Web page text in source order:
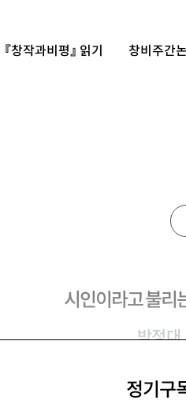
『창작과비평』 읽기 창비주간
정기구
시인이라고 불리
박정대